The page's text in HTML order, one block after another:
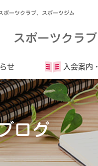
ポーツクラブ、スポーツジム
スポーツクラブ
せ 入会案内・
ログ